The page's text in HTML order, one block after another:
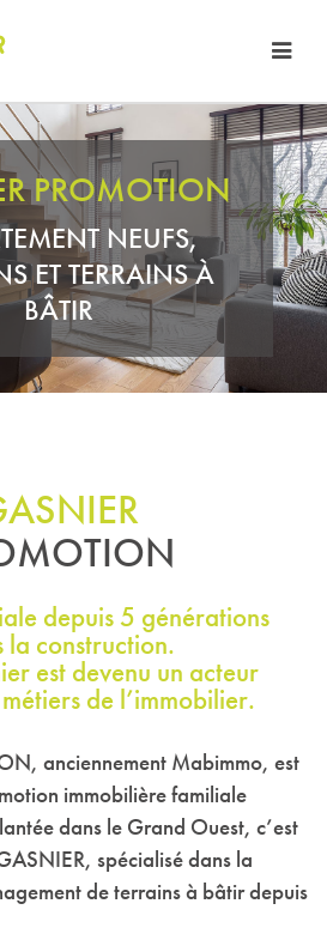
PROMOTION
NEUFS,
ET TERRAINS À
BÂTIR
depuis 5 générations
la construction.
est devenu un acteur
de l’immobilier.
anciennement Mabimmo, est
immobilière familiale
dans le Grand Ouest, c’est
spécialisé dans la
de terrains à bâtir depuis